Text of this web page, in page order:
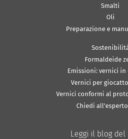
Smalti
Oli
Preparazione e
Formaldeide
Emissioni: vernici in
Vernici per
Vernici conformi al
Chiedi all’esperto
Leggi il blog del